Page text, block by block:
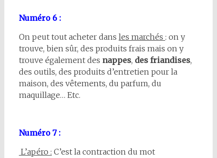
Numéro 6 :
On peut tout acheter dans les marchés : on y
trouve, bien sûr, des produits frais mais on y
trouve également des nappes, des friandises,
des outils, des produits d’entretien pour la
maison, des vêtements, du parfum, du
maquillage… Etc.
Numéro 7 :
L’apéro : C’est la contraction du mot